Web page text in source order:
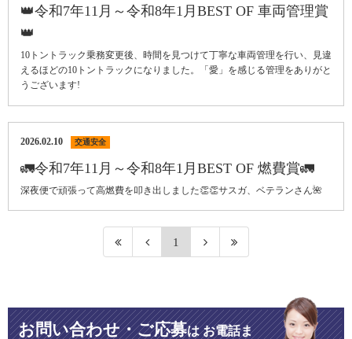
👑令和7年11月～令和8年1月BEST OF 車両管理賞
👑
10トントラック乗務変更後、時間を見つけて丁寧な車両管理を行い、見違
えるほどの10トントラックになりました。「愛」を感じる管理をありがと
うございます!
2026.02.10 交通安全
🚛令和7年11月～令和8年1月BEST OF 燃費賞🚛
深夜便で頑張って高燃費を叩き出しました👏👏サスガ、ベテランさん🌺
1
お問い合わせ・ご応募はお電話ま